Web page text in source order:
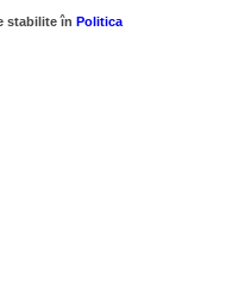
stabilite în Politica